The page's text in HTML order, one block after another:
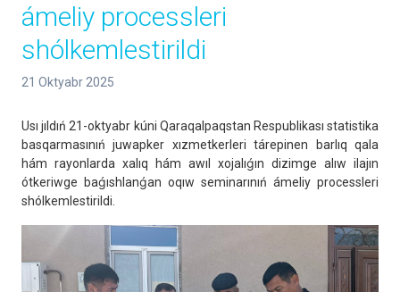
ámeliy processleri
shólkemlestirildi
21 Oktyabr 2025
Usı jıldıń 21-oktyabr kúni Qaraqalpaqstan Respublikası statistika
basqarmasınıń juwapker xızmetkerleri tárepinen barlıq qala
hám rayonlarda xalıq hám awıl xojalıǵın dizimge alıw ilajın
ótkeriwge baǵıshlanǵan oqıw seminarınıń ámeliy processleri
shólkemlestirildi.